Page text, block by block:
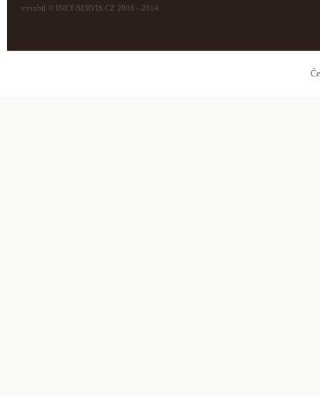
vyrobil © INET-SERVIS.CZ 2008 - 2014